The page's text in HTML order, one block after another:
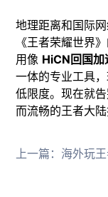
地理距离和国际
《王者荣耀世界
用像 HiCN回国加
一体的专业工具
低限度。现在就
而流畅的王者大陆
上一篇： 海外玩王者荣耀世界就用HiCN回